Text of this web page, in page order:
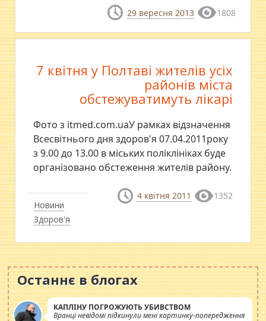
29 вересня 2013 1808
Новини
Здоров'я
7 квітня у Полтаві жителів усіх
районів міста
обстежуватимуть лікарі
Фото з itmed.com.uaУ рамках відзначення
Всесвітнього дня здоров'я 07.04.2011року
з 9.00 до 13.00 в міських поліклініках буде
організовано обстеження жителів району.
4 квітня 2011 1352
Останнє в блогах
КАПЛІНУ ПОГРОЖУЮТЬ УБИВСТВОМ
Вранці невідомі підкинули мені картинку-попередження